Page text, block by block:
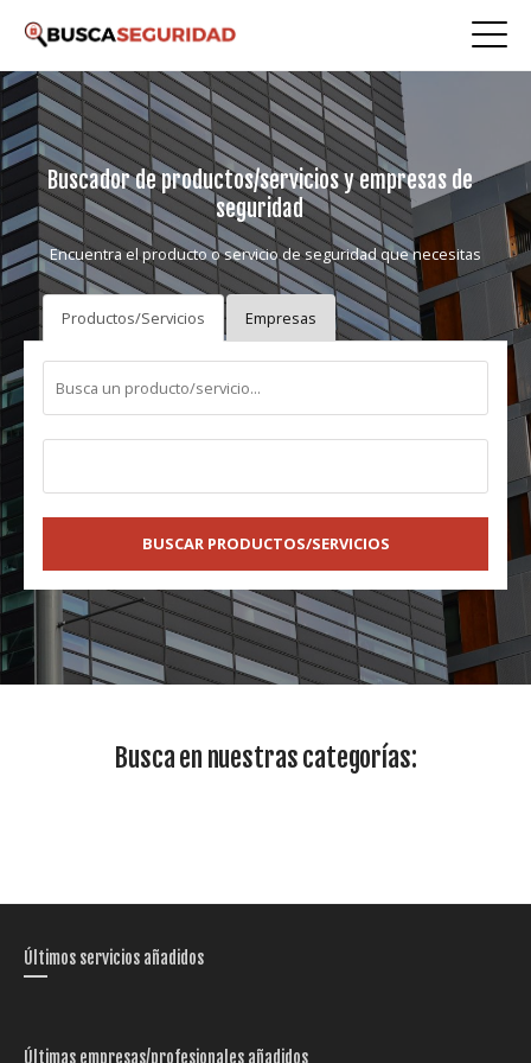
Buscador de productos/servicios y empresas de
seguridad
Encuentra el producto o servicio de seguridad que necesitas
Productos/Servicios Empresas
BUSCAR PRODUCTOS/SERVICIOS
Busca en nuestras categorías:
Últimos servicios añadidos
Últimas empresas/profesionales añadidos